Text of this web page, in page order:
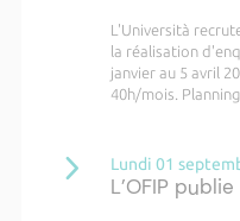
L'Università
la réalisation
janvier au 5 avril
40h/mois. Planning
Lundi 01
L’OFIP